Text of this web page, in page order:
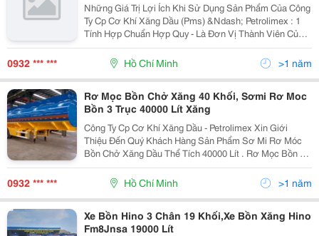
Những Giá Trị Lợi Ích Khi Sử Dụng Sản Phẩm Của Công
Ty Cp Cơ Khí Xăng Dầu (Pms) &Ndash; Petrolimex : 1
Tính Hợp Chuẩn Hợp Quy - Là Đơn Vị Thành Viên Của
Tập Đoàn Xăng Dầu Việt Nam Petrolimex, Công Ty Cơ
Khí Xăng Dầu Chịu Trách Nhiệm Chính Trong
0932 *** *** Hồ Chí Minh >1 năm
Rơ Mọc Bồn Chở Xăng 40 Khối, Sơmi Rơ Moc
Bồn 3 Trục 40000 Lít Xăng
Công Ty Cp Cơ Khí Xăng Dầu - Petrolimex Xin Giới
Thiệu Đến Quý Khách Hàng Sản Phẩm Sơ Mi Rơ Móc
Bồn Chở Xăng Dầu Thể Tích 40000 Lít . Rơ Mọc Bồn 40
Khối Đóng Mới Theo Tiêu Chuẩn Petrolimex Hình Ảnh
Rơ Moc Bồn Xăng 40,000 Lít Thông Số Kỹ Thuậ
0932 *** *** Hồ Chí Minh >1 năm
Xe Bồn Hino 3 Chân 19 Khối,Xe Bồn Xăng Hino
Fm8Jnsa 19000 Lít